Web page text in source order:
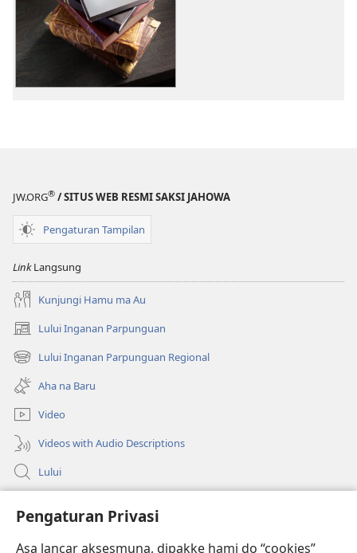
Pengaturan Privasi
Asa lancar aksesmuna, dipakke hami do “cookies”
JW.ORG® / SITUS WEB RESMI SAKSI JAHOWA
Pengaturan Tampilan
LinkLangsung
Kunjungi Hamu ma Au
Lului Inganan Parpunguan
(opens
new
window)
Lului Inganan Parpunguan Regional
(opens
new
window)
Aha na Baru
Video
Videos with Audio Descriptions
Lului
(opens